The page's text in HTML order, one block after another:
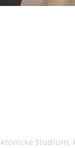
štúdium,